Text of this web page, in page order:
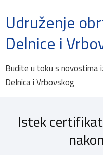
Udruženje
Delnice i
Budite u toku s novostima
Delnica i Vrbovskog
Istek